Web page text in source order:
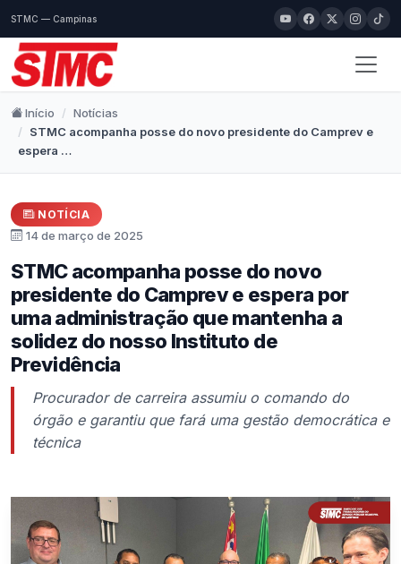
STMC — Campinas
Início
Notícias
STMC acompanha posse do novo presidente do Camprev e
espera …
NOTÍCIA
14 de março de 2025
STMC acompanha posse do novo
presidente do Camprev e espera por
uma administração que mantenha a
solidez do nosso Instituto de
Previdência
Procurador de carreira assumiu o comando do
órgão e garantiu que fará uma gestão democrática e
técnica